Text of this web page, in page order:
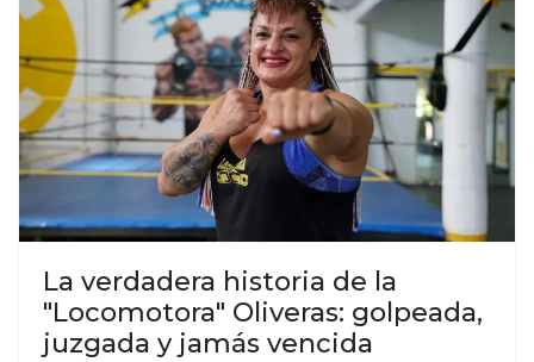
La verdadera historia de la
"Locomotora" Oliveras: golpeada,
juzgada y jamás vencida